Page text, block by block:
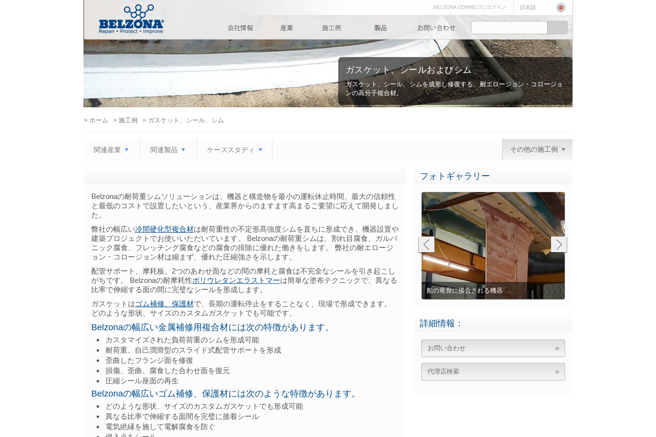
日本語
BELZONA CONNECTにログイン
ガスケット、シールおよびシム
ガスケット、シール、シムを成形し修復する、耐エロージョン・コロージョ
ンの高分子複合材。
»ホーム »施工例 »ガスケット、シール、シム
関連産業 関連製品 ケーススタディ その他の施工例
Belzonaの耐荷重シムソリューションは、機器と構造物を最小の運転休止時間、最大の信頼性
と最低のコストで設置したいという、産業界からのますます高まるご要望に応えて開発しまし
た。
弊社の幅広い冷間硬化型複合材は耐荷重性の不定形髙強度シムを直ちに形成でき、機器設置や
建築プロジェクトでお使いいただいています。 Belzonaの耐荷重シムは、割れ目腐食、ガルバ
ニック腐食、フレッチング腐食などの腐食の排除に優れた働きをします。 弊社の耐エロージ
ョン・コロージョン材は縮まず、優れた圧縮強さを示します。
配管サポート、摩耗板、2つのあわせ面などの間の摩耗と腐食は不完全なシールを引き起こし
がちです。 Belzonaの耐摩耗性ポリウレタンエラストマーは簡単な塗布テクニックで、異なる
比率で伸縮する面の間に完璧なシールを形成します。
ガスケットはゴム補修、保護材で、長期の運転停止をすることなく、現場で形成できます。
どのような形状、サイズのカスタムガスケットでも可能です。
Belzonaの幅広い金属補修用複合材には次の特徴があります。
カスタマイズされた負荷荷重のシムを形成可能
耐荷重、自己潤滑型のスライド式配管サポートを形成
歪曲したフランジ面を修復
損傷、歪曲、腐食した合わせ面を復元
圧縮シール座面の再生
Belzonaの幅広いゴム補修、保護材には次のような特徴があります。
どのような形状、サイズのカスタムガスケットでも形成可能
異なる比率で伸縮する面間を完璧に接着シール
電気絶縁を施して電解腐食を防ぐ
フォトギャラリー
船の竜骨に接合される機器
不規則形のシムの形成に使われた
部分のクローズアップ
詳細情報：
お問い合わせ
代理店検索